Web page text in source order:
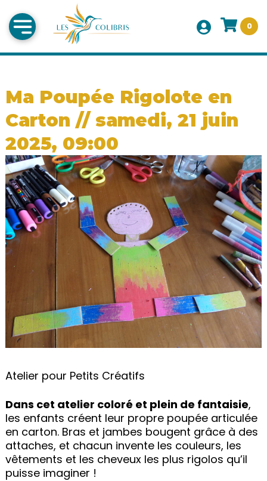
0
Ma Poupée Rigolote en
Carton // samedi, 21 juin
2025, 09:00
Atelier pour Petits Créatifs
Dans cet atelier coloré et plein de fantaisie,
les enfants créent leur propre poupée articulée
en carton. Bras et jambes bougent grâce à des
attaches, et chacun invente les couleurs, les
vêtements et les cheveux les plus rigolos qu’il
puisse imaginer !